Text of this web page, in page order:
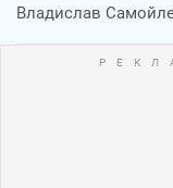
Владислав